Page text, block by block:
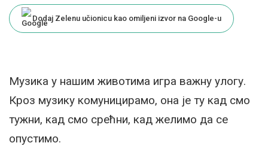
Dodaj Zelenu učionicu kao omiljeni izvor na Google-u
Музика у нашим животима игра важну улогу.
Кроз музику комуницирамо, она је ту кад смо
тужни, кад смо срећни, кад желимо да се
опустимо.